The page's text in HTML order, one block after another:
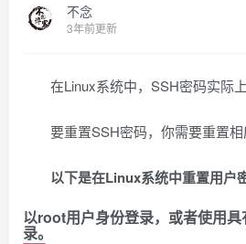
不念
3年前更新
在Linux系统中，SSH密码实际
要重置SSH密码，你需要重置相
以下是在Linux系统中重置用户
以root用户身份登录，或者使用
录。